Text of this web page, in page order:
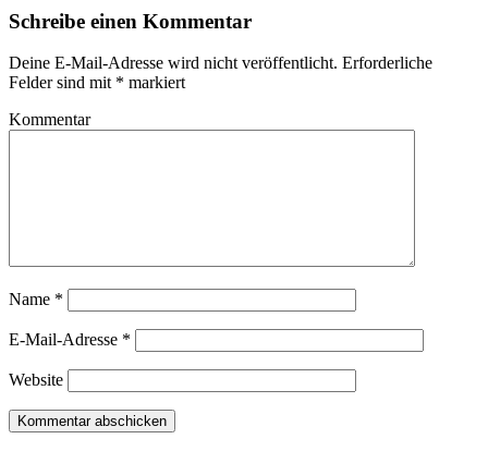
Schreibe einen Kommentar
Deine E-Mail-Adresse wird nicht veröffentlicht. Erforderliche
Felder sind mit * markiert
Kommentar
Name *
E-Mail-Adresse *
Website